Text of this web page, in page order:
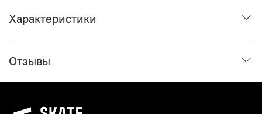
Характеристики
Отзывы